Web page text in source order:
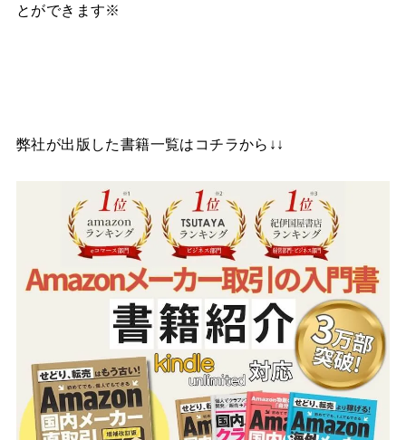
とができます※
弊社が出版した書籍一覧はコチラから↓↓